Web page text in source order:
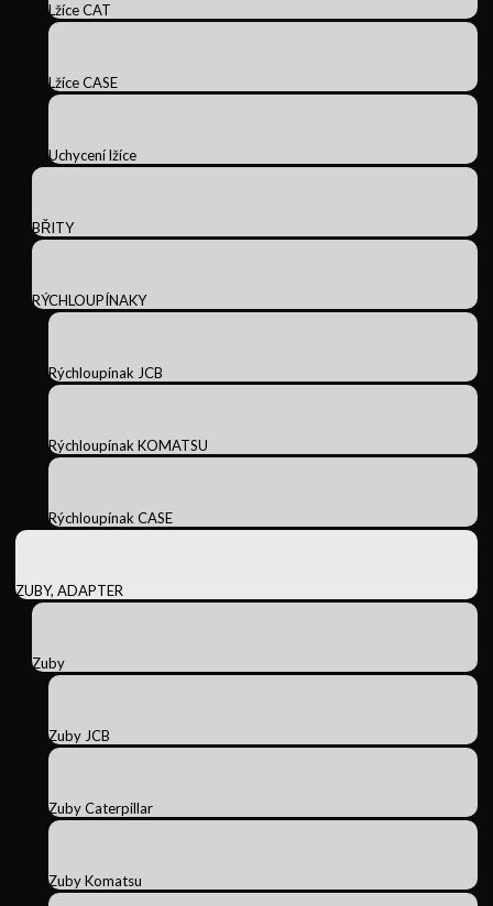
Lžíce CAT
Lžíce CASE
Uchycení lžíce
BŘITY
RÝCHLOUPÍNAKY
Rýchloupínak JCB
Rýchloupínak KOMATSU
Rýchloupínak CASE
ZUBY, ADAPTER
Zuby
Zuby JCB
Zuby Caterpillar
Zuby Komatsu